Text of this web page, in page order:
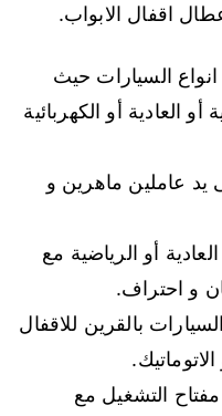
اقفال الابواب.
انواع السيارات حيث
العادية أو الكهربائية
يد عاملين ماهرين و
أو الرياضية مع
و احتراف.
بالقرين للاقفال
التشغيل مع